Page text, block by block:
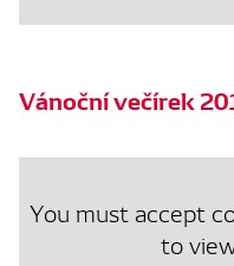
Vánoční večírek
You must accept
to